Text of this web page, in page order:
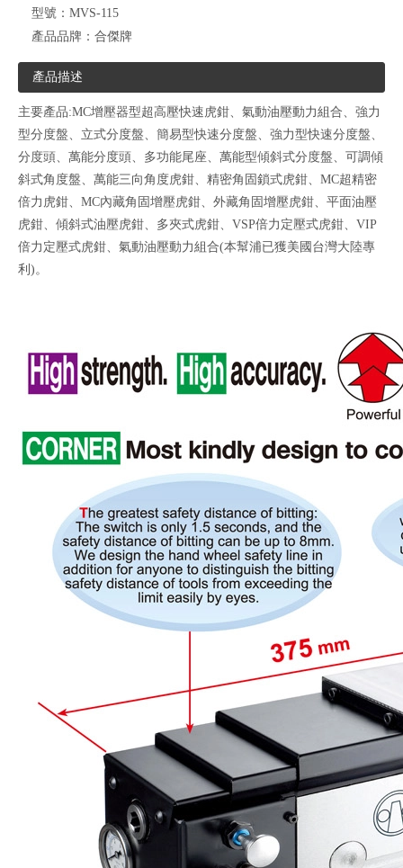
型號： MVS-115
產品品牌： 合傑牌
產品描述
主要產品:MC增壓器型超高壓快速虎鉗、氣動油壓動力組合、強力
型分度盤、立式分度盤、簡易型快速分度盤、強力型快速分度盤、
分度頭、萬能分度頭、多功能尾座、萬能型傾斜式分度盤、可調傾
斜式角度盤、萬能三向角度虎鉗、精密角固鎖式虎鉗、MC超精密
倍力虎鉗、MC內藏角固增壓虎鉗、外藏角固增壓虎鉗、平面油壓
虎鉗、傾斜式油壓虎鉗、多夾式虎鉗、VSP倍力定壓式虎鉗、VIP
倍力定壓式虎鉗、氣動油壓動力組合(本幫浦已獲美國台灣大陸專
利)。